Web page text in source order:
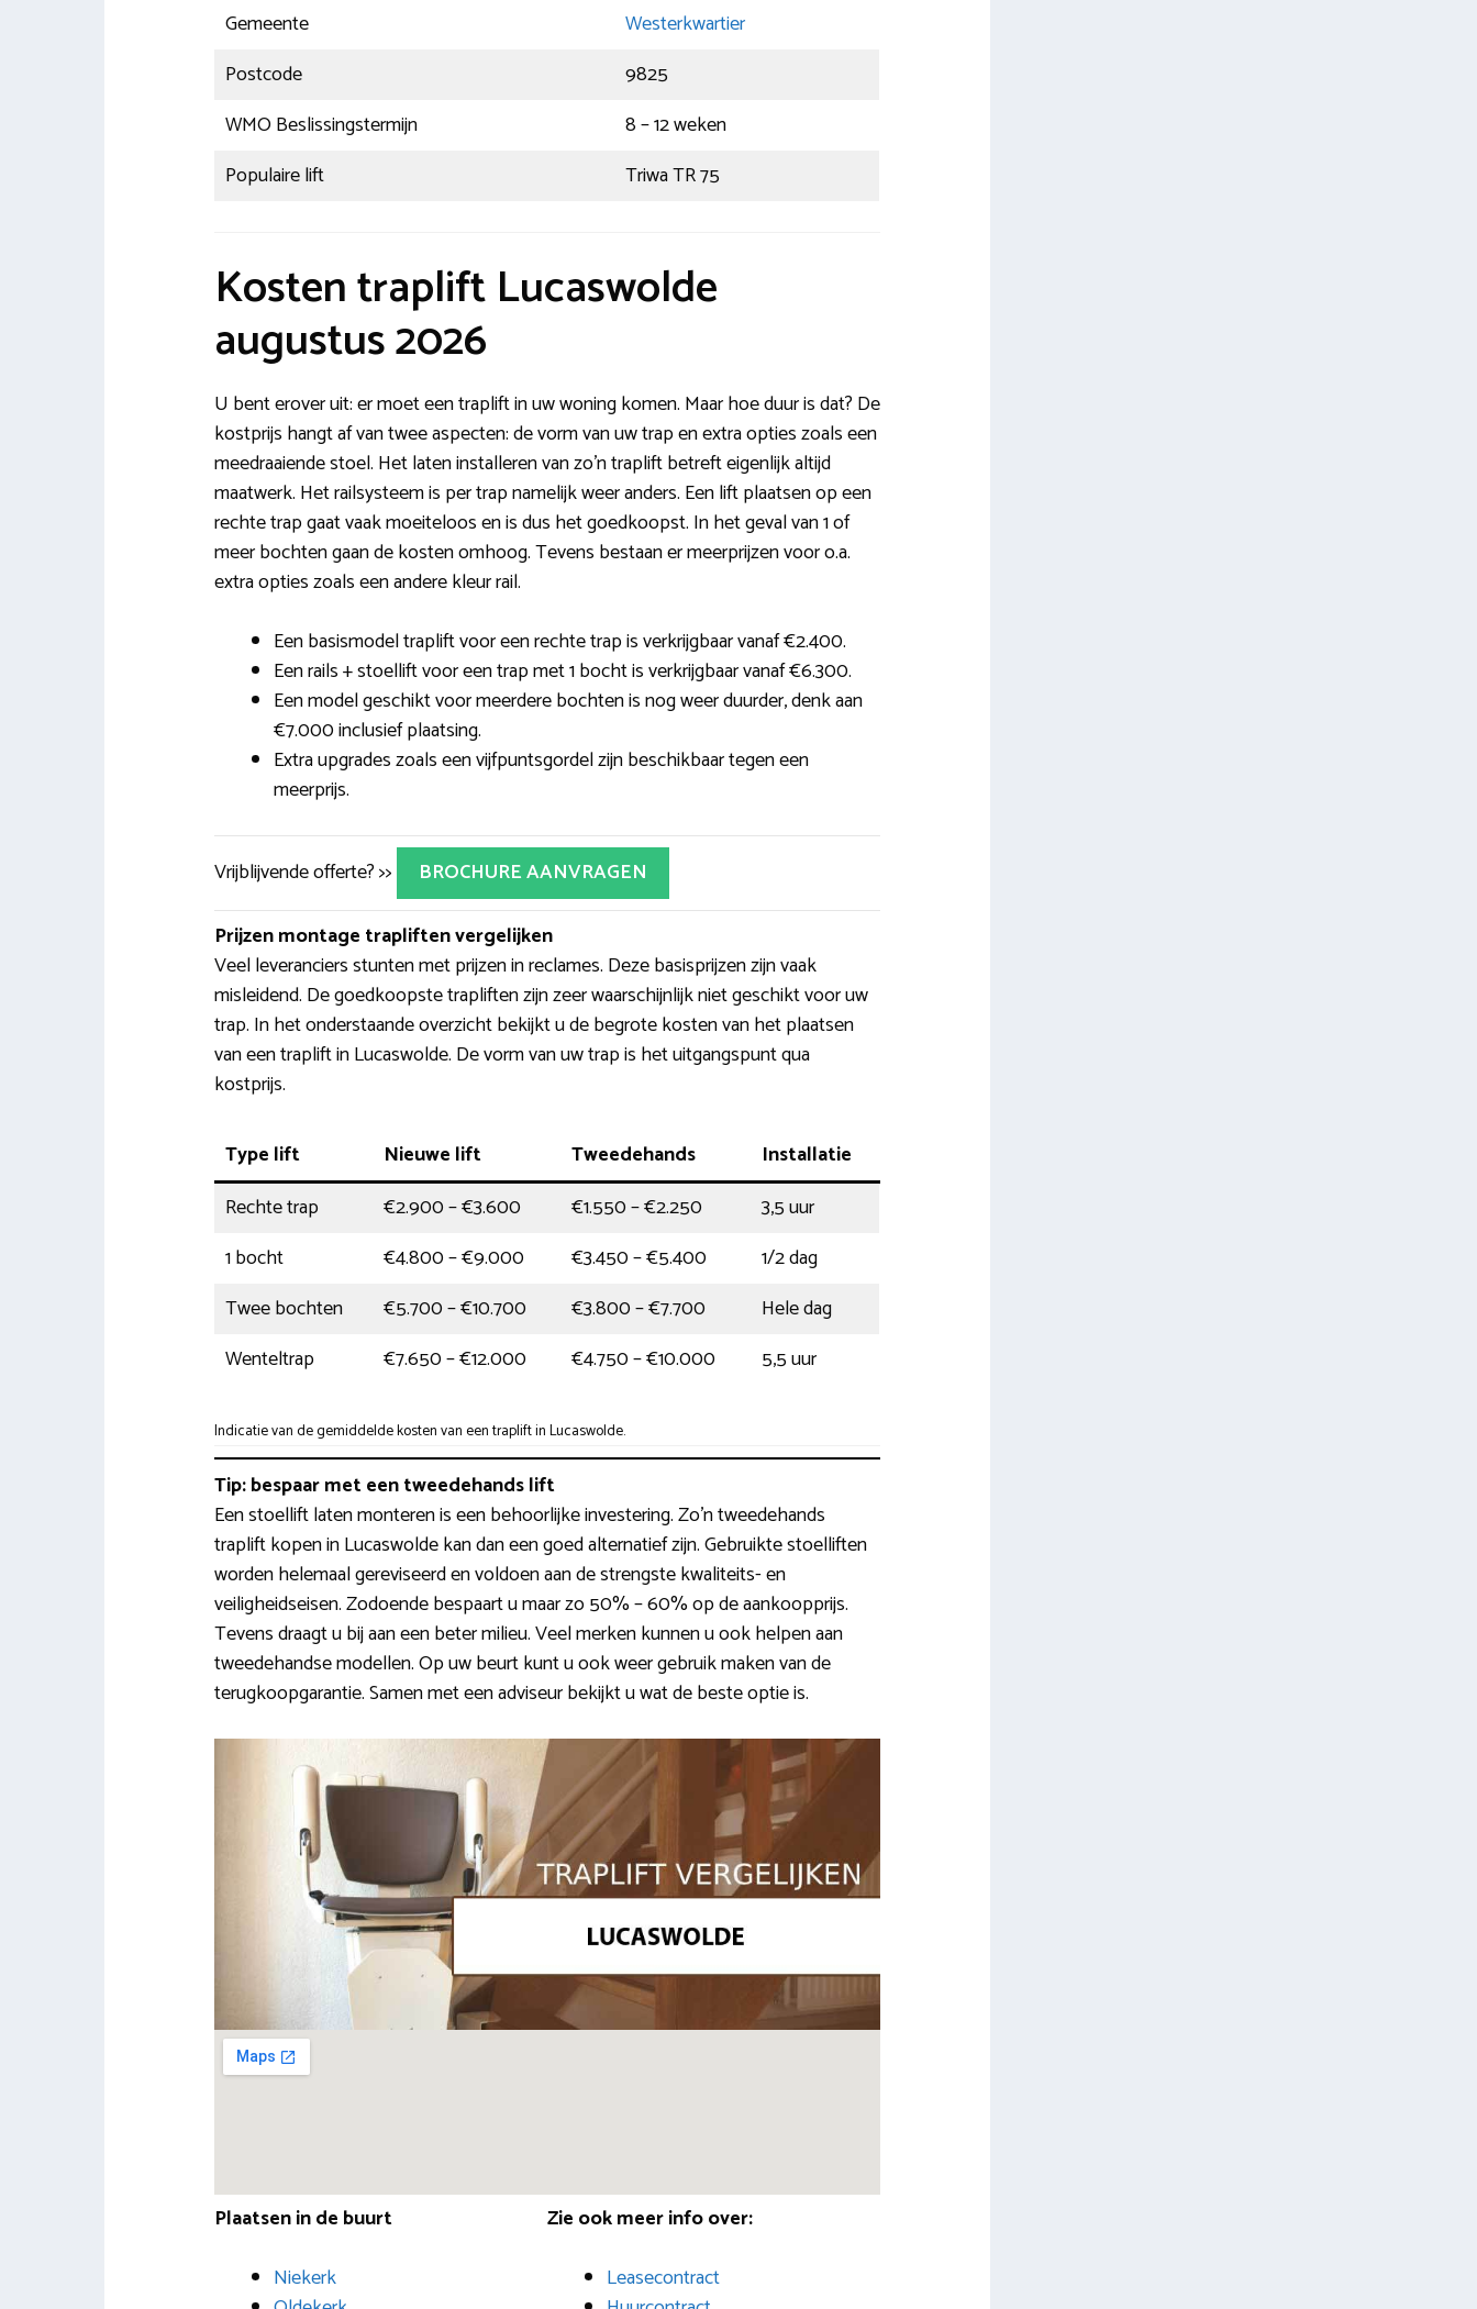
Gemeente
Westerkwartier
Postcode
9825
WMO Beslissingstermijn
8 – 12 weken
Populaire lift
Triwa TR 75
Kosten traplift Lucaswolde
augustus 2026
U bent erover uit: er moet een traplift in uw woning komen. Maar hoe duur is dat? De
kostprijs hangt af van twee aspecten: de vorm van uw trap en extra opties zoals een
meedraaiende stoel. Het laten installeren van zo’n traplift betreft eigenlijk altijd
maatwerk. Het railsysteem is per trap namelijk weer anders. Een lift plaatsen op een
rechte trap gaat vaak moeiteloos en is dus het goedkoopst. In het geval van 1 of
meer bochten gaan de kosten omhoog. Tevens bestaan er meerprijzen voor o.a.
extra opties zoals een andere kleur rail.
Een basismodel traplift voor een rechte trap is verkrijgbaar vanaf €2.400.
Een rails + stoellift voor een trap met 1 bocht is verkrijgbaar vanaf €6.300.
Een model geschikt voor meerdere bochten is nog weer duurder, denk aan
€7.000 inclusief plaatsing.
Extra upgrades zoals een vijfpuntsgordel zijn beschikbaar tegen een
meerprijs.
Vrijblijvende offerte? >>
BROCHURE AANVRAGEN
Prijzen montage trapliften vergelijken
Veel leveranciers stunten met prijzen in reclames. Deze basisprijzen zijn vaak
misleidend. De goedkoopste trapliften zijn zeer waarschijnlijk niet geschikt voor uw
trap. In het onderstaande overzicht bekijkt u de begrote kosten van het plaatsen
van een traplift in Lucaswolde. De vorm van uw trap is het uitgangspunt qua
kostprijs.
Type lift Nieuwe lift Tweedehands
Installatie
Rechte trap
€2.900 – €3.600 €1.550 – €2.250
3,5 uur
1 bocht
€4.800 – €9.000 €3.450 – €5.400
1/2 dag
Twee bochten
€5.700 – €10.700 €3.800 – €7.700
Hele dag
Wenteltrap
€7.650 – €12.000 €4.750 – €10.000 5,5 uur
Indicatie van de gemiddelde kosten van een traplift in Lucaswolde.
Tip: bespaar met een tweedehands lift
Een stoellift laten monteren is een behoorlijke investering. Zo’n tweedehands
traplift kopen in Lucaswolde kan dan een goed alternatief zijn. Gebruikte stoelliften
worden helemaal gereviseerd en voldoen aan de strengste kwaliteits- en
veiligheidseisen. Zodoende bespaart u maar zo 50% – 60% op de aankoopprijs.
Tevens draagt u bij aan een beter milieu. Veel merken kunnen u ook helpen aan
tweedehandse modellen. Op uw beurt kunt u ook weer gebruik maken van de
terugkoopgarantie. Samen met een adviseur bekijkt u wat de beste optie is.
Plaatsen in de buurt
Niekerk
Zie ook meer info over:
Leasecontract